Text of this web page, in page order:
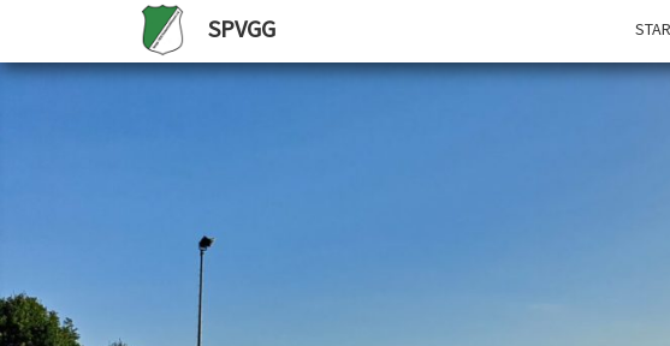
SPVGG